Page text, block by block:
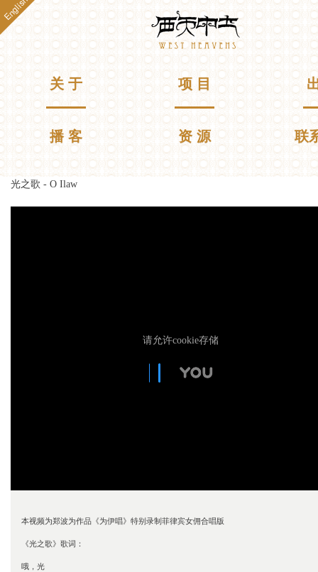
跳
转
到
主
要
内
容
Westheavens
English
主菜单 关 于 项 目
播 客 资 源 联
光之歌 - O Ilaw
请允许cookie存储
本视频为郑波为作品《为伊唱》特别录制菲律宾女佣合唱版
《光之歌》歌词：
哦，光